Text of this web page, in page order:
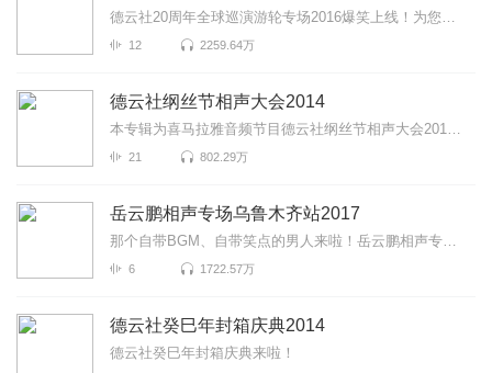
德云社20周年全球巡演游轮专场2016爆笑上线！为您带来《快乐节奏》《富贵图》《你有病啊》等高能相声！...
12 2259.64万
德云社纲丝节相声大会2014
本专辑为喜马拉雅音频节目德云社纲丝节相声大会2014爆笑上线！为您带来《绕口令》《魔术世界》《结巴论...
21 802.29万
岳云鹏相声专场乌鲁木齐站2017
那个自带BGM、自带笑点的男人来啦！岳云鹏相声专场乌鲁木齐站2017爆笑来袭！更有《下象棋》《对春联》《...
6 1722.57万
德云社癸巳年封箱庆典2014
德云社癸巳年封箱庆典来啦！